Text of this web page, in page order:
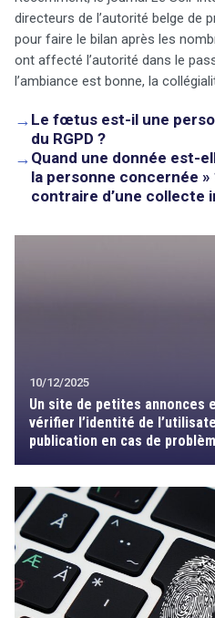
directeurs de l’autorité belge de
pour faire le bilan après les
ont affecté l’autorité dans le
l’ambiance est bonne, la
→ Le fœtus est-il une
du RGPD ?
→ Quand une donnée est-
la personne concernée »
contraire d’une collecte
10/12/2025
Un site de petites annonces
vérifier l’identité de
publication en cas de